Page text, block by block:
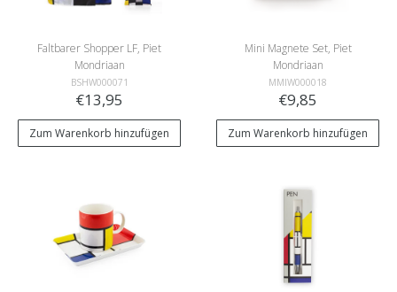
Faltbarer Shopper LF, Piet
Mondriaan
BSHW000071
€13,95
Zum Warenkorb hinzufügen
Mini Magnete Set, Piet
Mondriaan
MMIW000018
€9,85
Zum Warenkorb hinzufügen